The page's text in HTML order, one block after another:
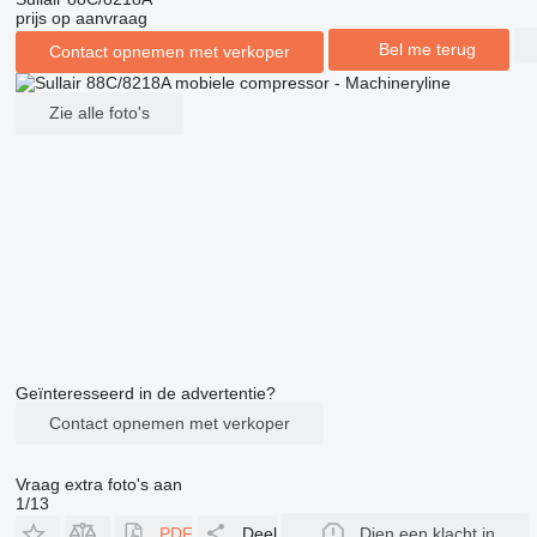
prijs op aanvraag
Contact opnemen met verkoper
Bel me terug
Zie alle foto's
Geïnteresseerd in de advertentie?
Contact opnemen met verkoper
Vraag extra foto's aan
1/13